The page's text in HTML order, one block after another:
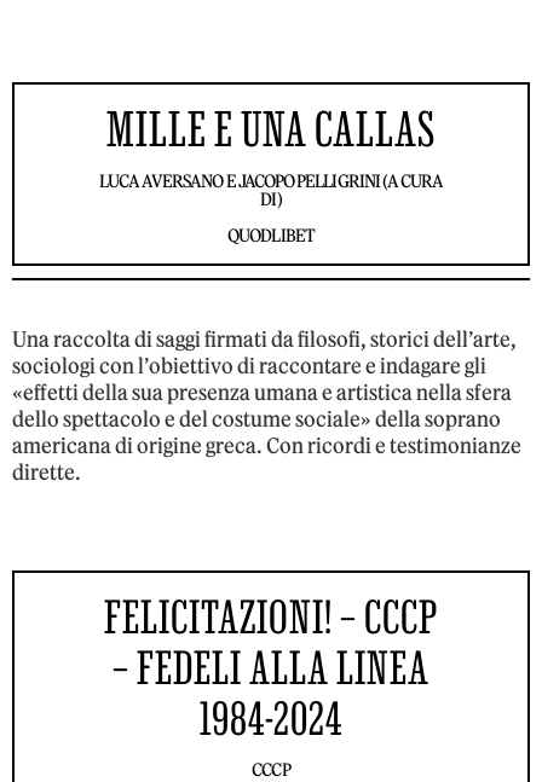
MILLE E UNA CALLAS
LUCA AVERSANO E JACOPO PELLIGRINI (A CURA
DI)
QUODLIBET
Una raccolta di saggi firmati da filosofi, storici dell’arte,
sociologi con l’obiettivo di raccontare e indagare gli
«effetti della sua presenza umana e artistica nella sfera
dello spettacolo e del costume sociale» della soprano
americana di origine greca. Con ricordi e testimonianze
dirette.
FELICITAZIONI! – CCCP
– FEDELI ALLA LINEA
1984-2024
CCCP